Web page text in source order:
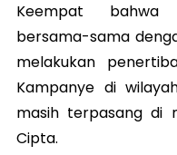
Keempat bahwa
bersama-sama
melakukan
Kampanye di
masih terpasang di
Cipta.